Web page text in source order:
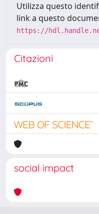
Utilizza questo
link a questo
https://
Citazioni
social impact